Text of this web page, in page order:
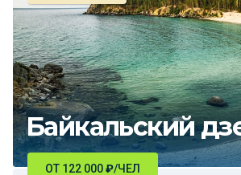
Байкальский
ОТ 122 000₽/ЧЕЛ